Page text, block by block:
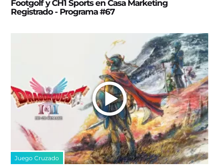
Footgolf y CH1 Sports en Casa Marketing
Registrado - Programa #67
Juego Cruzado